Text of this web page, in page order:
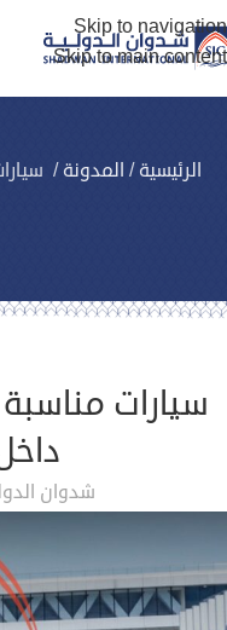
Skip to navigation
Skip to main content
الرئيسية/ المدونة/
سيارات
شدوان